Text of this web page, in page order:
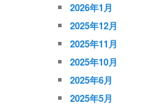
2026年1月
2025年12月
2025年11月
2025年10月
2025年6月
2025年5月